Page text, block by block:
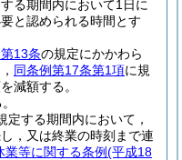
る期間内において1日に
と認められる時間とす
13条の規定にかかわら
同条例第17条第1項に規
減額する。
定する期間内において，
，又は終業の時刻まで連
等に関する条例(平成18